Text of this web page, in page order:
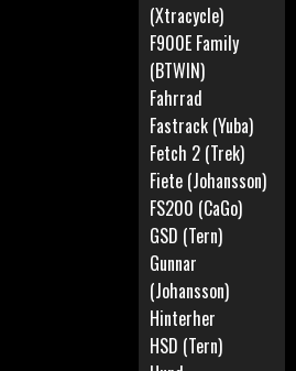
(Xtracycle)
F900E Family
(BTWIN)
Fahrrad
Fastrack (Yuba)
Fetch 2 (Trek)
Fiete (Johansson)
FS200 (CaGo)
GSD (Tern)
Gunnar
(Johansson)
Hinterher
HSD (Tern)